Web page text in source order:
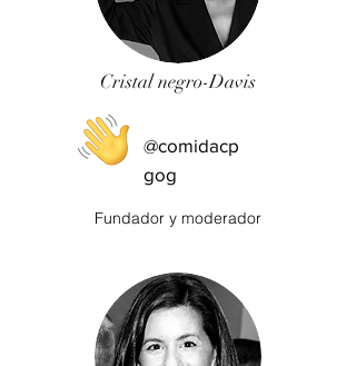
Cristal negro-Davis
@comidacp
gog
Fundador y moderador